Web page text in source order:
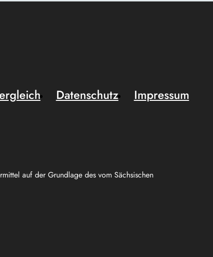
auf der Grundlage des vom Sächsischen
Datenschutz
Impressum